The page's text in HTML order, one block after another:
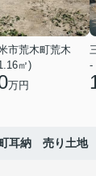
市荒木町荒木
㎡)
万円
-
耳納 売り土地